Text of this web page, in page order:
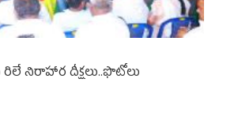
నిరాహార దీక్షలు..ఫొటోలు